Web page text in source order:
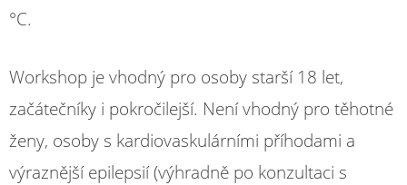
°C.
Workshop je vhodný pro osoby starší 18 let,
začátečníky i pokročilejší. Není vhodný pro těhotné
ženy, osoby s kardiovaskulárními příhodami a
výraznější epilepsií (výhradně po konzultaci s